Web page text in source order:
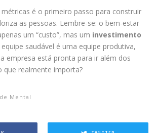
é o primeiro passo para construir
as pessoas. Lembre-se: o bem-estar
um “custo”, mas um investimento
equipe saudável é uma equipe produtiva,
empresa está pronta para ir além dos
que realmente importa?
Mental